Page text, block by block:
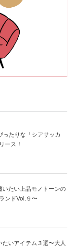
たりな「シアサッカ
ース！
いたい上品モノトーンの
ンドVol.９〜
たいアイテム３選〜大人